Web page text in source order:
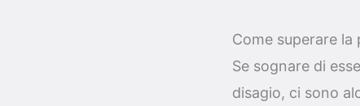
Come superare
Se sognare di
disagio, ci sono